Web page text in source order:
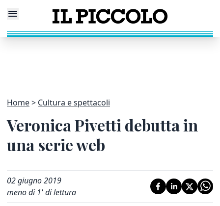
Home Cultura e spettacoli
Veronica Pivetti debutta in
una serie web
02 giugno 2019
meno di 1' di lettura